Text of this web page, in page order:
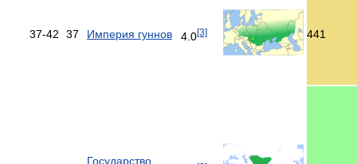
37-42 37 Империя гуннов 4.0[3] 441
Государство